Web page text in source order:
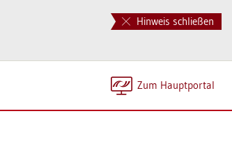
Hinweis schließen
Zum Haupt­por­tal